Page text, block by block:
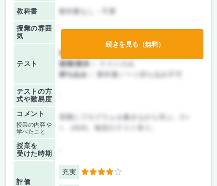
教科書 教科書なし・不要
授業の雰囲
気
テスト
前期/中間：
後期/期末：
持ち込み：
教科書ノート持ち込み不可
テストの方
式や難易度
コメント
授業の内容や
学べたこと
実際にプログラムを書きながら学ぶ。C+
+、JAVA。毎回小テスト有り。
授業を
受けた時期
評価
充実 4
続きを見る（無料）